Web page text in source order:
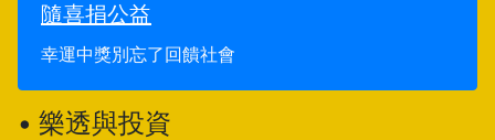
隨喜捐公益
幸運中獎別忘了回饋社會
• 樂透與投資